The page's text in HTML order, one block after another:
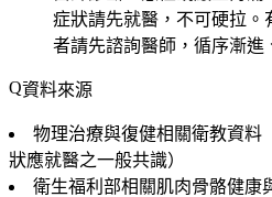
症狀請先就醫，不可硬拉。
者請先諮詢醫師，循序漸進
資料來源
物理治療與復健相關衛教資料
狀應就醫之一般共識）
衛生福利部相關肌肉骨骼健康